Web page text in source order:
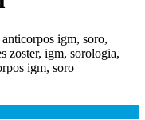
anticorpos igm, soro,
zoster, igm, sorologia,
igm, soro